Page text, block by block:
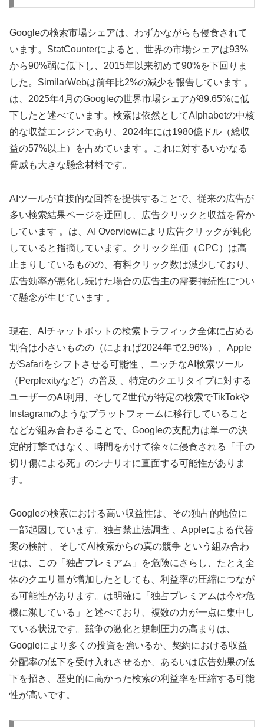
Googleの検索市場シェアは、わずかながらも侵食されて
います。StatCounterによると、世界の市場シェアは93%
から90%弱に低下し、2015年以来初めて90%を下回りま
した。SimilarWebは前年比2%の減少を報告しています 。
は、2025年4月のGoogleの世界市場シェアが89.65%に低
下したと述べています。検索は依然としてAlphabetの中核
的な収益エンジンであり、2024年には1980億ドル（総収
益の57%以上）を占めています 。これに対するいかなる
脅威も大きな懸念材料です。
AIツールが直接的な回答を提供することで、従来の広告が
多い検索結果ページを迂回し、広告クリックと収益を脅か
しています 。は、AI Overviewにより広告クリックが鈍化
していると指摘しています。クリック単価（CPC）は高
止まりしているものの、有料クリック数は減少しており、
広告効率が悪化し続けた場合の広告主の需要持続性につい
て懸念が生じています 。
現在、AIチャットボットの検索トラフィック全体に占める
割合は小さいものの（によれば2024年で2.96%）、Apple
がSafariをシフトさせる可能性 、ニッチなAI検索ツール
（Perplexityなど）の普及 、特定のクエリタイプに対する
ユーザーのAI利用、そしてZ世代が特定の検索でTikTokや
Instagramのようなプラットフォームに移行していること
などが組み合わさることで、Googleの支配力は単一の決
定的打撃ではなく、時間をかけて徐々に侵食される「千の
切り傷による死」のシナリオに直面する可能性がありま
す。
Googleの検索における高い収益性は、その独占的地位に
一部起因しています。独占禁止法調査 、Appleによる代替
案の検討 、そしてAI検索からの真の競争 という組み合わ
せは、この「独占プレミアム」を危険にさらし、たとえ全
体のクエリ量が増加したとしても、利益率の圧縮につなが
る可能性があります。は明確に「独占プレミアムは今や危
機に瀕している」と述べており、複数の力が一点に集中し
ている状況です。競争の激化と規制圧力の高まりは、
Googleにより多くの投資を強いるか、契約における収益
分配率の低下を受け入れさせるか、あるいは広告効果の低
下を招き、歴史的に高かった検索の利益率を圧縮する可能
性が高いです。